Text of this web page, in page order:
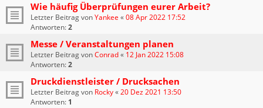
Wie häufig Überprüfungen eurer Arbeit?
Letzter Beitrag vonYankee «08 Apr 2022 17:52
Antworten:2
Messe / Veranstaltungen planen
Letzter Beitrag vonConrad« 12 Jan 2022 15:08
Antworten:2
Druckdienstleister / Drucksachen
Letzter Beitrag von Rocky«20 Dez 2021 13:50
Antworten: 1